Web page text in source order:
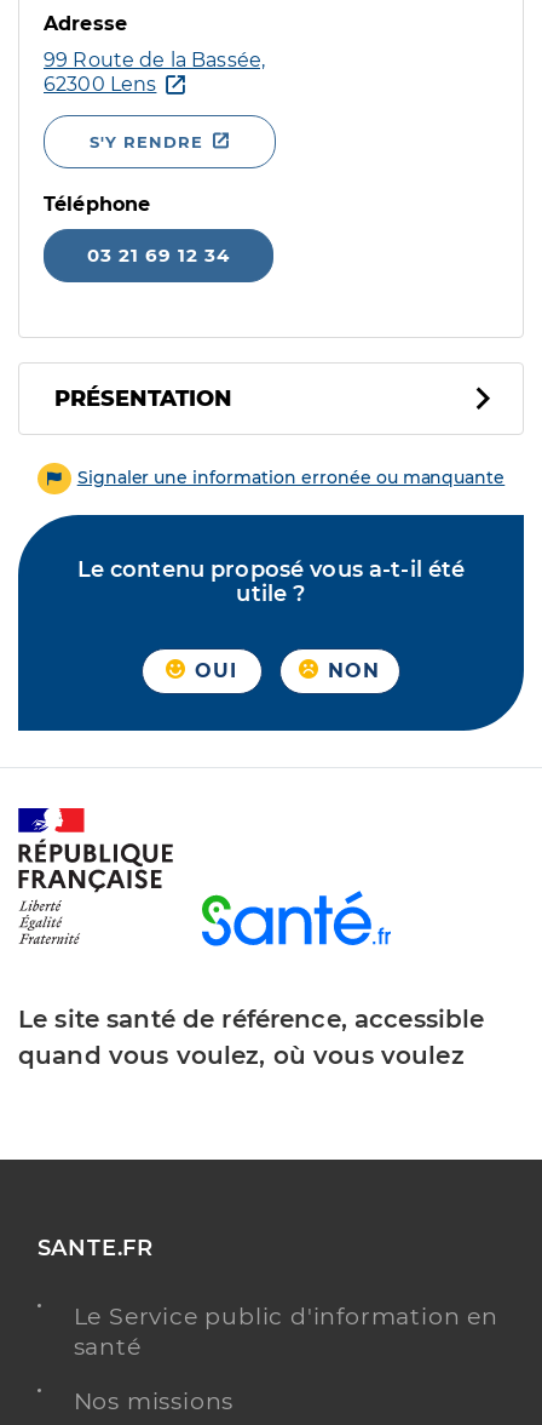
Adresse
99 Route de la Bassée,
62300 Lens
S'Y RENDRE
Téléphone
03 21 69 12 34
PRÉSENTATION
Signaler une information erronée ou manquante
Le contenu proposé vous a-t-il été
utile ?
OUI NON
Le site santé de référence, accessible
quand vous voulez, où vous voulez
SANTE.FR
Le Service public d'information en
santé
Nos missions